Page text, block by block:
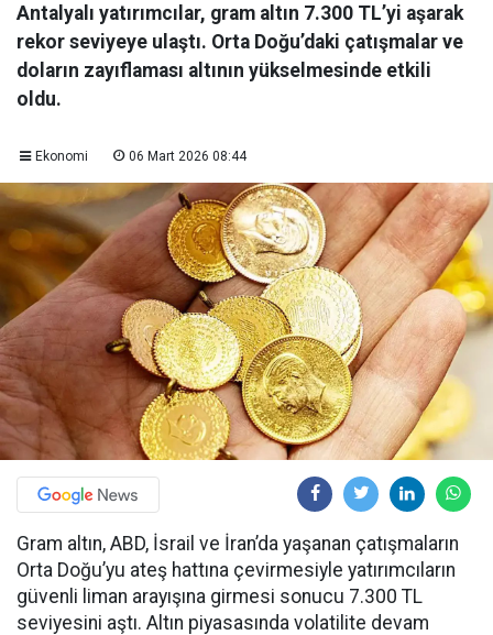
Antalyalı yatırımcılar, gram altın 7.300 TL’yi aşarak
rekor seviyeye ulaştı. Orta Doğu’daki çatışmalar ve
doların zayıflaması altının yükselmesinde etkili
oldu.
Ekonomi 06 Mart 2026 08:44
Gram altın, ABD, İsrail ve İran’da yaşanan çatışmaların
Orta Doğu’yu ateş hattına çevirmesiyle yatırımcıların
güvenli liman arayışına girmesi sonucu 7.300 TL
seviyesini aştı. Altın piyasasında volatilite devam